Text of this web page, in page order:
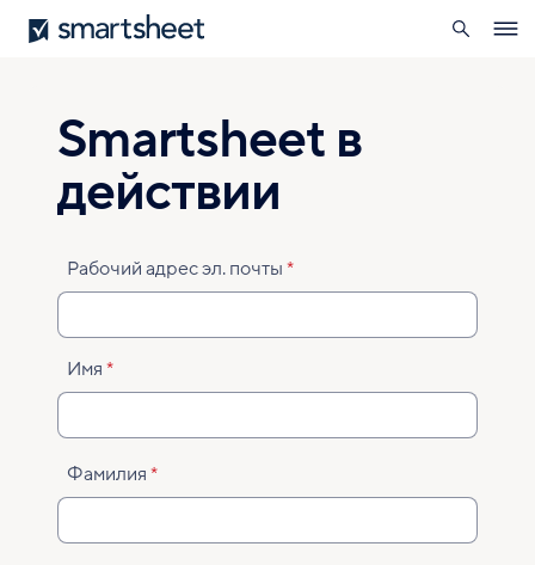
Перейти
Smartsheet
поиск
Smartsheet в
действии
Рабочий адрес эл. почты
Имя
Фамилия